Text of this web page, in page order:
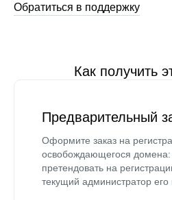
Обратиться в поддержку
Как получить
Предварительный
Оформите заказ на
освобождающегося
претендовать на
текущий администратор его